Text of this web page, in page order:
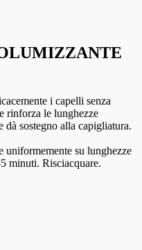
i capelli senza
rinforza le lunghezze
sostegno alla capigliatura.
su lunghezze
minuti. Risciacquare.